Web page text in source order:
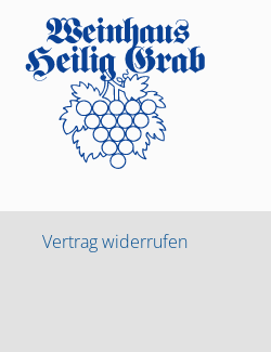
Vertrag widerrufen